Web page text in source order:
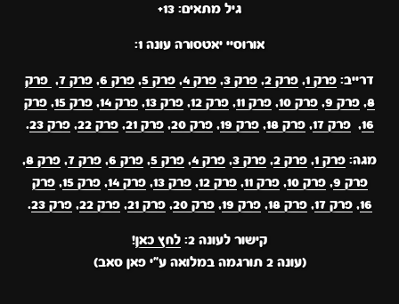
גיל מתאים: 13+
אורוסיי יאטסורה עונה 1:
דרייב: פרק 1 , פרק 2 , פרק 3 , פרק 4 , פרק 5 , פרק 6 , פרק 7 , פרק
8
, פרק 9 , פרק 10 , פרק 11 , פרק 12 , פרק 13 , פרק 14 , פרק 15 , פרק
16
,פרק 17 ,פרק 18 ,פרק 19 ,פרק 20 ,פרק 21 ,פרק 22 ,פרק 23 .
מגה: פרק 1 , פרק 2 , פרק 3 , פרק 4 , פרק 5 , פרק 6 , פרק 7 , פרק 8
,
פרק 9
,פרק 10 ,פרק 11 ,פרק 12 ,פרק 13 ,פרק 14 ,פרק 15 ,פרק
16
,פרק 17 ,פרק 18 ,פרק 19 ,פרק 20 ,פרק 21 ,פרק 22 ,פרק 23 .
קישור לעונה 2: לחץ כאן!
(עונה 2 תורגמה במלואה ע"י פאן סאב)